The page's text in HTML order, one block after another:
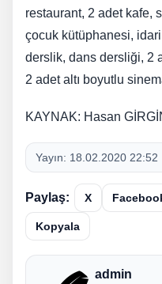
restaurant, 2 adet kafe,
çocuk kütüphanesi,
derslik, dans dersliği, 2
2 adet altı boyutlu
KAYNAK: Hasan
Yayın: 18.02.2020 22:52
Paylaş: X
Kopyala
admin